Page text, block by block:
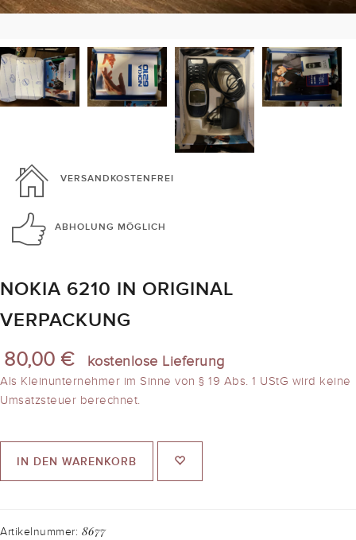
VERSANDKOSTENFREI
ABHOLUNG MÖGLICH
NOKIA 6210 IN ORIGINAL
VERPACKUNG
80,00 € kostenlose Lieferung
Als Kleinunternehmer im Sinne von § 19 Abs. 1 UStG wird keine
Umsatzsteuer berechnet.
IN DEN WARENKORB
Artikelnummer: 8677